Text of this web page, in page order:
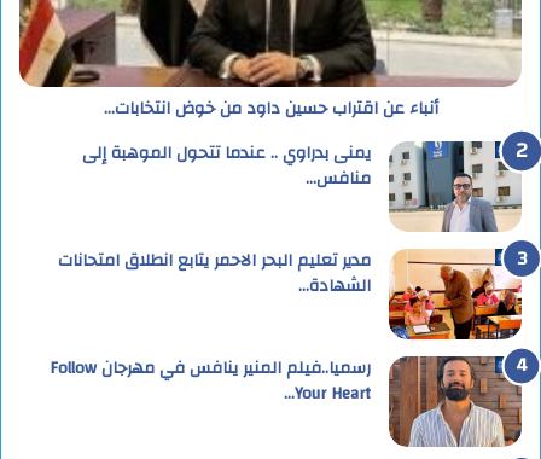
أنباء عن اقتراب حسين داود من خوض انتخابات…
يمنى بدراوي .. عندما تتحول الموهبة إلى
منافس…
مدير تعليم البحر الاحمر يتابع انطلاق امتحانات
الشهادة…
رسميا..فيلم المنير ينافس في مهرجان Follow
Your Heart…